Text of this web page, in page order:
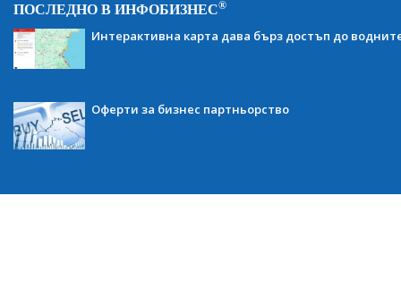
ПОСЛЕДНО В ИНФОБИЗНЕС®
Интерактивна карта дава бърз достъп до
Оферти за бизнес партньорство